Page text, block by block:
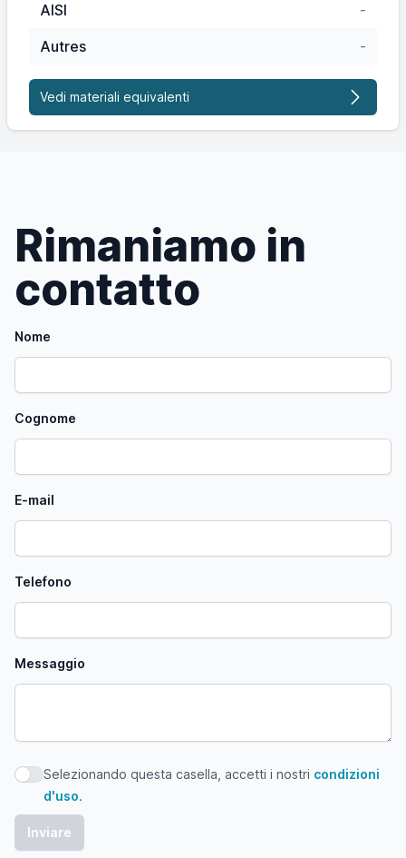
AISI
-
Autres
-
Vedi materiali equivalenti
Rimaniamo in
contatto
Nome
Cognome
E-mail
Telefono
Messaggio
Selezionando questa casella, accetti i nostri condizioni
Selezionando questa casella, accetti i nostri condizioni
d'uso.